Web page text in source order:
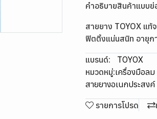
คำอธิบายสินค้าแบบย่
สายยาง TOYOX แ
ฟิตติ้งแน่นสนิท อายุก
แบรนด์:
TOYOX
หมวดหมู่:เครื่องมือลม
สายยางอเนกประสงค์
รายการโปรด